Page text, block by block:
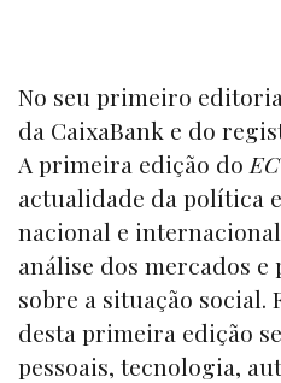
No seu primeiro
da CaixaBank e do
A primeira edição do
actualidade da política
nacional e
análise dos mercados
sobre a situação social.
desta primeira edição
pessoais, tecnologia,